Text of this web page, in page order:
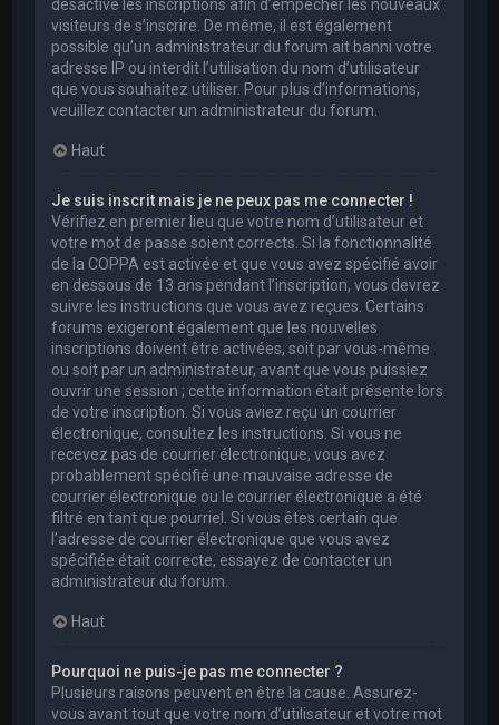
désactivé les inscriptions afin d’empêcher les nouveaux
visiteurs de s’inscrire. De même, il est également
possible qu’un administrateur du forum ait banni votre
adresse IP ou interdit l’utilisation du nom d’utilisateur
que vous souhaitez utiliser. Pour plus d’informations,
veuillez contacter un administrateur du forum.
Haut
Je suis inscrit mais je ne peux pas me connecter !
Vérifiez en premier lieu que votre nom d’utilisateur et
votre mot de passe soient corrects. Si la fonctionnalité
de la COPPA est activée et que vous avez spécifié avoir
en dessous de 13 ans pendant l’inscription, vous devrez
suivre les instructions que vous avez reçues. Certains
forums exigeront également que les nouvelles
inscriptions doivent être activées, soit par vous-même
ou soit par un administrateur, avant que vous puissiez
ouvrir une session ; cette information était présente lors
de votre inscription. Si vous aviez reçu un courrier
électronique, consultez les instructions. Si vous ne
recevez pas de courrier électronique, vous avez
probablement spécifié une mauvaise adresse de
courrier électronique ou le courrier électronique a été
filtré en tant que pourriel. Si vous êtes certain que
l’adresse de courrier électronique que vous avez
spécifiée était correcte, essayez de contacter un
administrateur du forum.
Haut
Pourquoi ne puis-je pas me connecter ?
Plusieurs raisons peuvent en être la cause. Assurez-
vous avant tout que votre nom d’utilisateur et votre mot